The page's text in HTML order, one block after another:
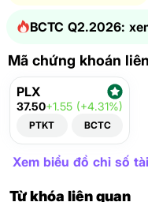
BCTC Q2.2026:
Mã chứng khoán
PLX
37.50+1.55 (+4.31%)
PTKT BCTC
Xem biểu đồ chỉ số
Từ khóa liên quan